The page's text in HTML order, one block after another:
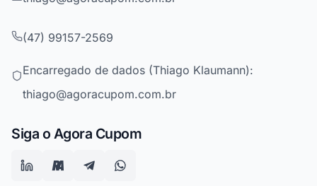
(47) 99157-2569
Encarregado de dados (Thiago Klaumann):
thiago@agoracupom.com.br
Siga o Agora Cupom